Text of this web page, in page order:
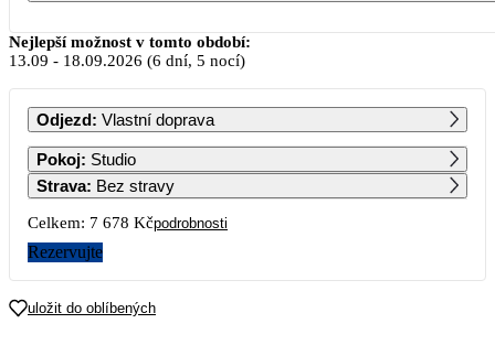
Září 2026
PO ÚT ST ČT PÁ SO NE
1 2 3 4 5 6
7
7 679
8
7 279
9
6 869
10 11 12 13
14
3 839 3 839
21 22
Nejlepší možnost v tomto období:
13.09 - 18.09.2026 (6 dní, 5 nocí)
Odjezd: Vlastní doprava
Pokoj: Studio
Strava: Bez stravy
Celkem: 7 678 Kčpodrobnosti
Rezervujte
uložit do oblíbených